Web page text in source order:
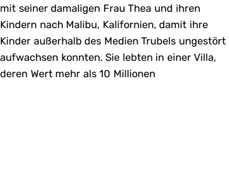
mit seiner damaligen Frau Thea und ihren
Kindern nach Malibu, Kalifornien, damit ihre
Kinder außerhalb des Medien Trubels ungestört
aufwachsen konnten. Sie lebten in einer Villa,
deren Wert mehr als 10 Millionen